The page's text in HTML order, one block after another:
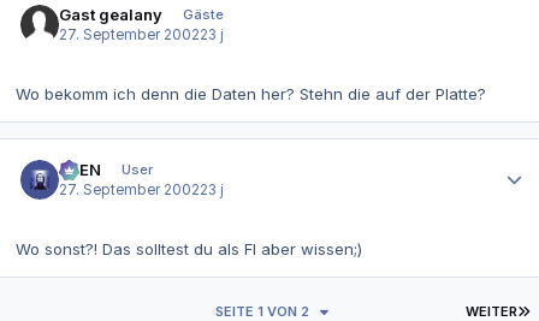
Gast gealany
Gäste
27. September 200223 j
Wo bekomm ich denn die Daten her? Stehn die auf der Platte?
AVEN
User
27. September 200223 j
Wo sonst?! Das solltest du als FI aber wissen;)
WEITER
SEITE 1 VON 2